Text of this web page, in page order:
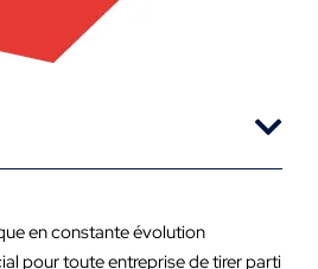
en constante évolution
pour toute entreprise de tirer parti